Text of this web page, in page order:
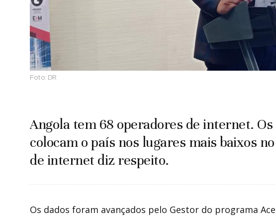
Foto: DR
Angola tem 68 operadores de internet.
colocam o país nos lugares mais baixos
de internet diz respeito.
Os dados foram avançados pelo Gestor do programa